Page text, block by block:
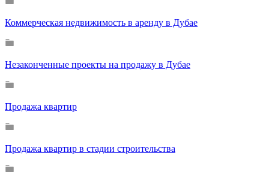
Коммерческая недвижимость в аренду в Дубае
Незаконченные проекты на продажу в Дубае
Продажа квартир
Продажа квартир в стадии строительства